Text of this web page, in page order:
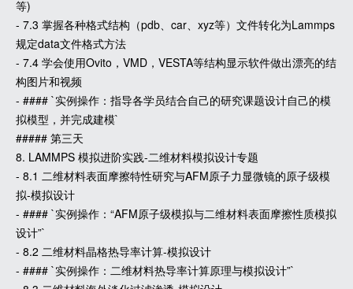
等)
- 7.3 掌握各种格式结构（pdb、car、xyz等）文件转化为Lammps
规定data文件格式方法
- 7.4 学会使用Ovito，VMD，VESTA等结构显示软件做出漂亮的结
构图片和视频
- #### `实例操作：指导各学员结合自己的研究课题设计自己的模
拟模型，并完成建模`
##### 第三天
8. LAMMPS 模拟进阶实践-二维材料模拟设计专题
- 8.1 二维材料表面摩擦特性研究与AFM原子力显微镜的原子级模
拟-模拟设计
- #### `实例操作：“AFM原子级模拟与二维材料表面摩擦性质模拟
设计”`
- 8.2 二维材料晶格热导率计算-模拟设计
- #### `实例操作：二维材料热导率计算原理与模拟设计”`